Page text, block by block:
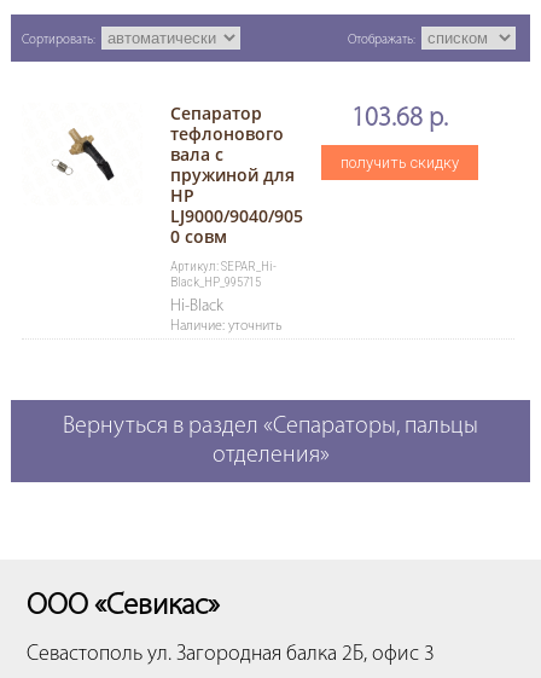
Сортировать: Отображать:
Сепаратор
тефлонового
вала с
пружиной для
HP
LJ9000/9040/905
0 совм
Артикул: SEPAR_Hi-
Black_HP_995715
Hi-Black
Наличие: уточнить
103.68 р.
получить скидку
Вернуться в раздел «Сепараторы, пальцы
отделения»
ООО «Севикас»
Севастополь ул. Загородная балка 2Б, офис 3